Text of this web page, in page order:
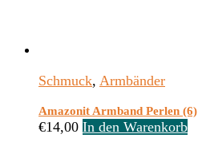
Schmuck, Armbänder
Amazonit Armband Perlen (6)
€14,00 In den Warenkorb